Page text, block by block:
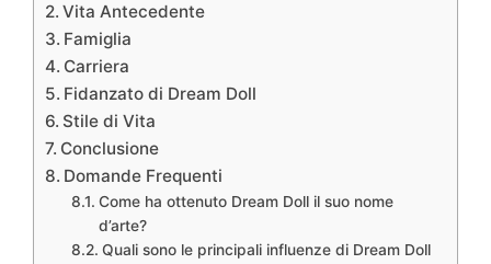
Vita Antecedente
Famiglia
Carriera
Fidanzato di Dream Doll
Stile di Vita
Conclusione
Domande Frequenti
Come ha ottenuto Dream Doll il suo nome
d’arte?
Quali sono le principali influenze di Dream Doll